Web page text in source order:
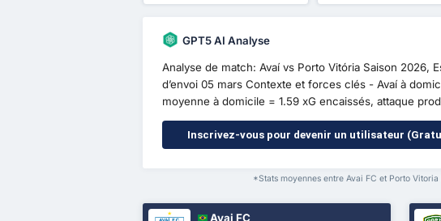
GPT5 AI Analyse
Analyse de match: Avaí vs Porto Vitória Saison 2026,
d’envoi 05 mars Contexte et forces clés - Avaí à
moyenne à domicile = 1.59 xG encaissés, attaque
Inscrivez-vous pour devenir un utilisateur
*Stats moyennes entre Avai FC et Porto
Avai FC